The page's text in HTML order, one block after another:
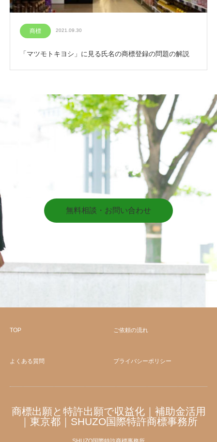
商標 2021.09.30
「マツモトキヨシ」に見る氏名の商標登録の問題の解説
無料相談・お問い合わせ
TOP ご依頼の流れ
よくある質問 プライバシーポリシー
商標出願と特許出願で収益化｜補助金活用
｜東京都｜SHUZO国際特許商標事務所